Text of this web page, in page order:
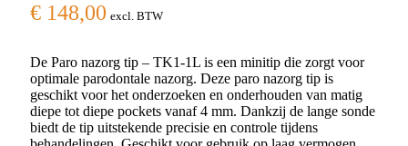
€ 148,00 excl. BTW
De Paro nazorg tip – TK1-1L is een minitip die zorgt voor
optimale parodontale nazorg. Deze paro nazorg tip is
geschikt voor het onderzoeken en onderhouden van matig
diepe tot diepe pockets vanaf 4 mm. Dankzij de lange sonde
biedt de tip uitstekende precisie en controle tijdens